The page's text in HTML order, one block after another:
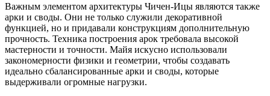
Важным элементом архитектуры Чичен-Ицы являются также
арки и своды. Они не только служили декоративной
функцией, но и придавали конструкциям дополнительную
прочность. Техника построения арок требовала высокой
мастерности и точности. Майя искусно использовали
закономерности физики и геометрии, чтобы создавать
идеально сбалансированные арки и своды, которые
выдерживали огромные нагрузки.